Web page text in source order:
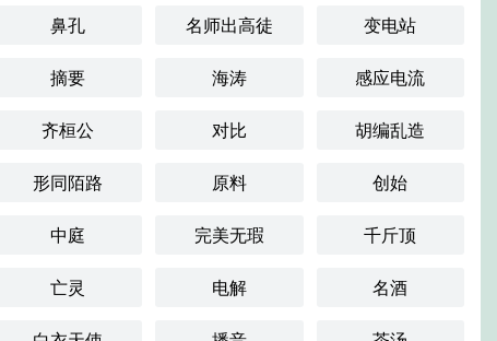
鼻孔 名师出高徒 变电站
摘要 海涛 感应电流
齐桓公 对比 胡编乱造
形同陌路 原料 创始
中庭 完美无瑕 千斤顶
亡灵 电解 名酒